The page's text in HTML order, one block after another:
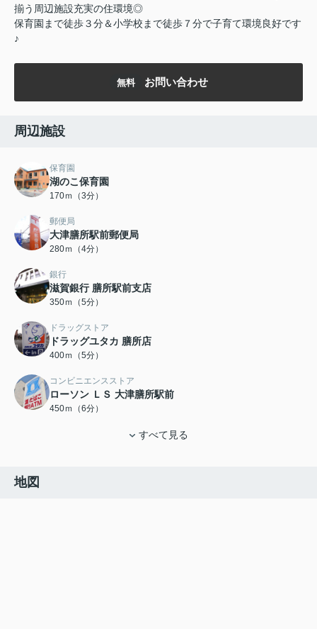
揃う周辺施設充実の住環境◎
保育園まで徒歩３分＆小学校まで徒歩７分で子育て環境良好です
♪
無料 お問い合わせ
周辺施設
保育園
湖のこ保育園
170ｍ（3分）
郵便局
大津膳所駅前郵便局
280ｍ（4分）
銀行
滋賀銀行 膳所駅前支店
350ｍ（5分）
ドラッグストア
ドラッグユタカ 膳所店
400ｍ（5分）
コンビニエンスストア
ローソン ＬＳ 大津膳所駅前
450ｍ（6分）
すべて見る
地図